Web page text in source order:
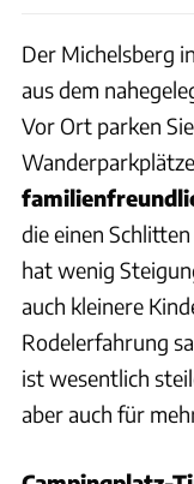
Der Michelsberg
aus dem
Vor Ort parken
die einen
hat wenig
auch kleinere
Rodelerfahrung
ist wesentlich
aber auch für